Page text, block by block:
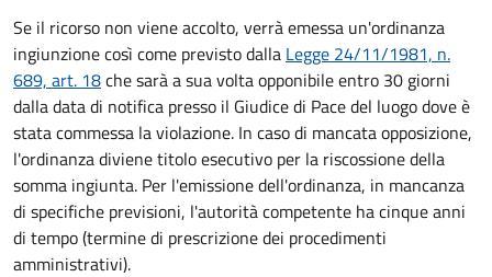
Se il ricorso non viene accolto, verrà emessa un'ordinanza
ingiunzione così come previsto dalla Legge 24/11/1981, n.
689, art. 18che sarà a sua volta opponibile entro 30 giorni
dalla data di notifica presso il Giudice di Pace del luogo dove è
stata commessa la violazione. In caso di mancata opposizione,
l'ordinanza diviene titolo esecutivo per la riscossione della
somma ingiunta. Per l'emissione dell'ordinanza, in mancanza
di specifiche previsioni, l'autorità competente ha cinque anni
di tempo (termine di prescrizione dei procedimenti
amministrativi).